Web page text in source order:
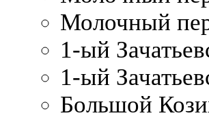
Молочный
1-ый
1-ый
Большой